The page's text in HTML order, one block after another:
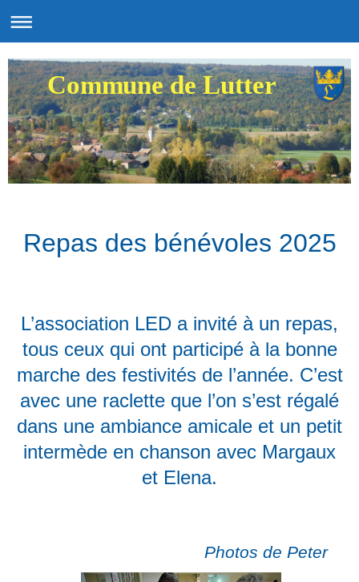
Commune de Lutter
Repas des bénévoles 2025
L’association LED a invité à un repas,
tous ceux qui ont participé à la bonne
marche des festivités de l’année. C’est
avec une raclette que l’on s’est régalé
dans une ambiance amicale et un petit
intermède en chanson avec Margaux
et Elena.
Photos de Peter